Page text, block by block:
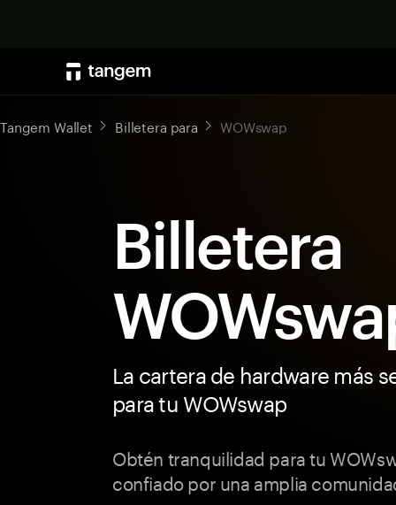
Tangem Wallet Billetera para WOWswap
Billetera
La cartera de hardware más
para tu WOWswap
Obtén tranquilidad para tu
confiado por una amplia